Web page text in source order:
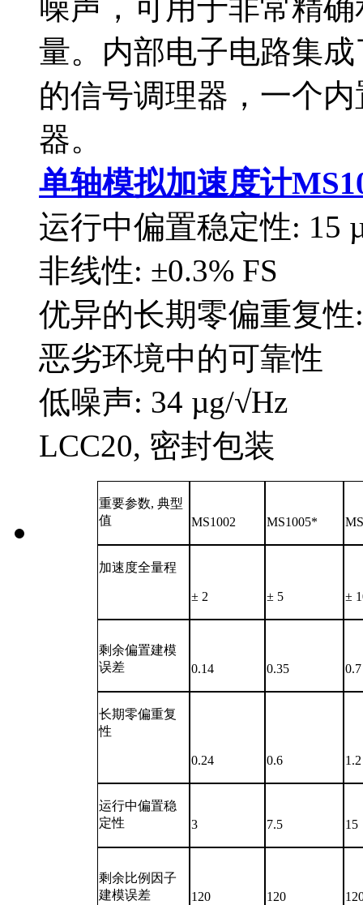
噪声，可用于非常精
量。内部电子电路集
的信号调理器，一个
器。
单轴模拟加速度计
运行中偏置稳定性: 15
非线性: ±0.3% FS
优异的长期零偏重复性
恶劣环境中的可靠性
低噪声: 34 µg/√Hz
LCC20, 密封包装
重要参数, 典型
值
MS1002 MS1005*
加速度全量程
± 2 ± 5 ±
剩余偏置建模
误差
0.14 0.35 0.7
长期零偏重复
性
0.24 0.6 1.2
运行中偏置稳
定性
3 7.5 15
剩余比例因子
建模误差
120 120